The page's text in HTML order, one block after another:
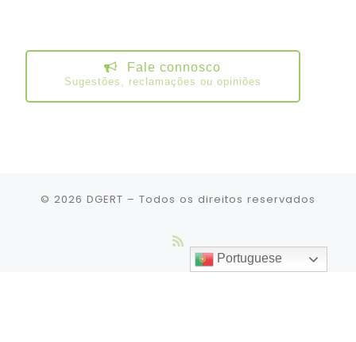
Fale connosco
Sugestões, reclamações ou opiniões
© 2026 DGERT – Todos os direitos reservados
Portuguese